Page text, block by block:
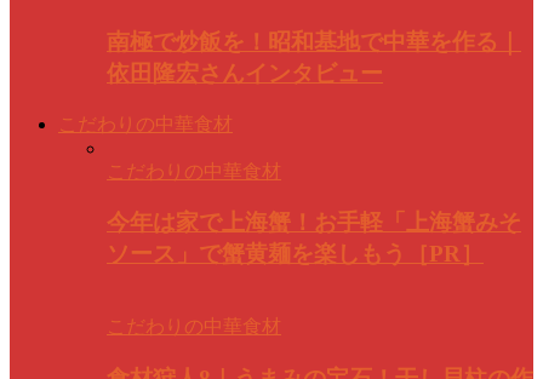
南極で炒飯を！昭和基地で中華を作る｜
依田隆宏さんインタビュー
こだわりの中華食材
こだわりの中華食材
今年は家で上海蟹！お手軽「上海蟹みそ
ソース」で蟹黄麺を楽しもう［PR］
こだわりの中華食材